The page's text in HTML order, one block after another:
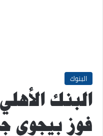
البنوك
البنك
فوز بيجوي